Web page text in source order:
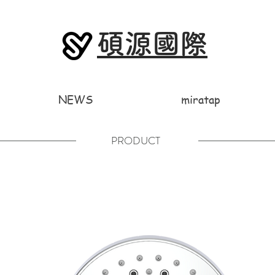
碩源國際
NEWS miratap
PRODUCT